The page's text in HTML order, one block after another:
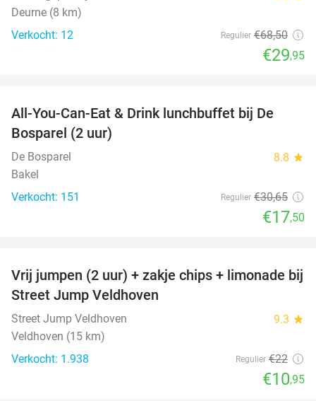
Deurne (8 km)
Verkocht: 12
Regulier €68,50
€29,95
43%
All-You-Can-Eat & Drink lunchbuffet bij De
Bosparel (2 uur)
De Bosparel 8.8 star
Bakel
Verkocht: 151
Regulier €30,65
€17,50
50%
Vrij jumpen (2 uur) + zakje chips + limonade bij
Street Jump Veldhoven
Street Jump Veldhoven 9.3 star
Veldhoven (15 km)
Verkocht: 1.938
Regulier €22
€10,95